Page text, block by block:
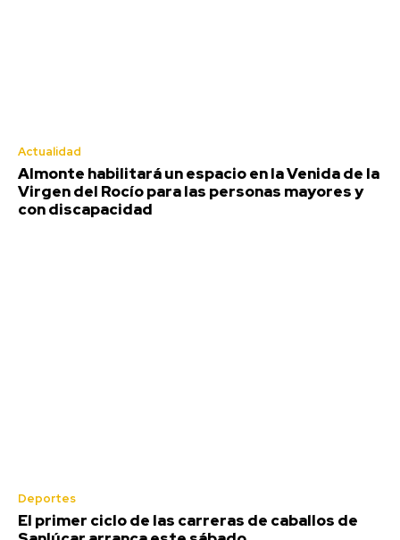
Redacción
La 181 edición de las carreras de caballos de Sanlúcar de
Actualidad
Almonte habilitará un espacio en la Venida de la
Virgen del Rocío para las personas mayores y
con discapacidad
Deportes
El primer ciclo de las carreras de caballos de